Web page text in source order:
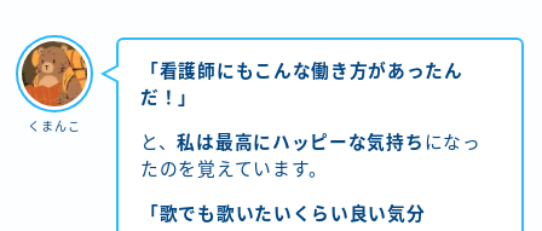
くまんこ
「看護師にもこんな働き方があったん
だ！」
と、私は最高にハッピーな気持ち になっ
たのを覚えています。
「歌でも歌いたいくらい良い気分